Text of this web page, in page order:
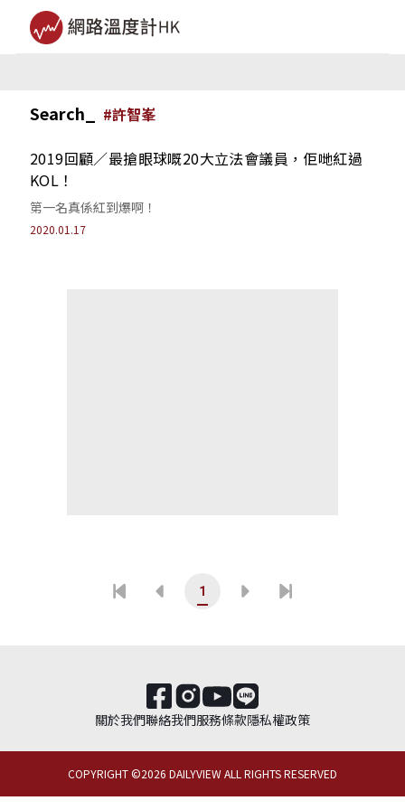
Search_ #許智峯
2019回顧／最搶眼球嘅20大立法會議員，佢哋紅過
KOL！
第一名真係紅到爆啊！
2020.01.17
1
關於我們聯絡我們服務條款隱私權政策
COPYRIGHT ©2026 DAILYVIEW ALL RIGHTS RESERVED